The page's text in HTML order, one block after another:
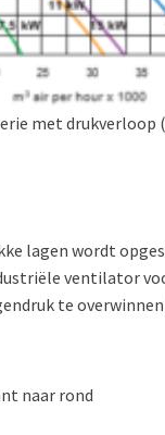
met
lagen wordt
ventilator
te
naar rond